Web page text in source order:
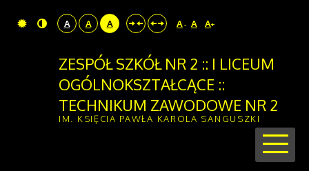
A A A A- A A+
ZESPÓŁ SZKÓŁ NR 2 :: I LICEUM
OGÓLNOKSZTAŁCĄCE ::
TECHNIKUM ZAWODOWE NR 2
IM. KSIĘCIA PAWŁA KAROLA SANGUSZKI